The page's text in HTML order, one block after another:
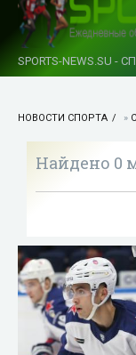
SPORTS-NEWS.SU -
НОВОСТИ СПОРТА »
Найдено 0